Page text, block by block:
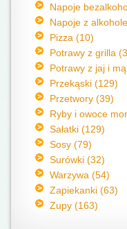
Napoje
Napoje z
Pizza (10)
Potrawy z grilla
Potrawy z jaj i
Przekąski (129)
Przetwory (39)
Ryby i owoce
Sałatki (129)
Sosy (79)
Surówki (32)
Warzywa (54)
Zapiekanki (63)
Zupy (163)